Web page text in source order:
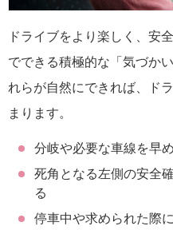
ドライブをより楽しく、安
でできる積極的な「気づか
れらが自然にできれば、ド
まります。
分岐や必要な車線を早
死角となる左側の安全
る
停車中や求められた際